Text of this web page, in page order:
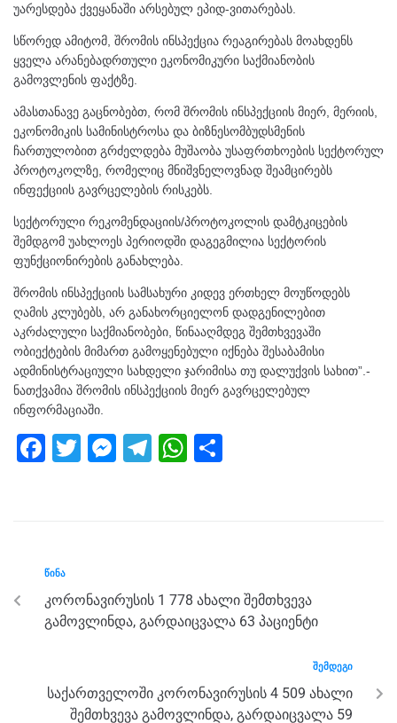
უარესდება ქვეყანაში არსებულ ეპიდ-ვითარებას.
სწორედ ამიტომ, შრომის ინსპექცია რეაგირებას მოახდენს
ყველა არანებადრთული ეკონომიკური საქმიანობის
გამოვლენის ფაქტზე.
ამასთანავე გაცნობებთ, რომ შრომის ინსპექციის მიერ, მერიის,
ეკონომიკის სამინისტროსა და ბიზნესომბუდსმენის
ჩართულობით გრძელდება მუშაობა უსაფრთხოების სექტორულ
პროტოკოლზე, რომელიც მნიშვნელოვნად შეამცირებს
ინფექციის გავრცელების რისკებს.
სექტორული რეკომენდაციის/პროტოკოლის დამტკიცების
შემდგომ უახლოეს პერიოდში დაგეგმილია სექტორის
ფუნქციონირების განახლება.
შრომის ინსპექციის სამსახური კიდევ ერთხელ მოუწოდებს
ღამის კლუბებს, არ განახორციელონ დადგენილებით
აკრძალული საქმიანობები, წინააღმდეგ შემთხვევაში
ობიექტების მიმართ გამოყენებული იქნება შესაბამისი
ადმინისტრაციული სახდელი ჯარიმისა თუ დალუქვის სახით”.-
ნათქვამია შრომის ინსპექციის მიერ გავრცელებულ
ინფორმაციაში.
F
b
o
o
T
M
g
er
T
m
W
p
p
ᲬᲘᲜᲐ
კორონავირუსის 1 778 ახალი შემთხვევა
გამოვლინდა, გარდაიცვალა 63 პაციენტი
ᲨᲔᲛᲓᲔᲒᲘ
საქართველოში კორონავირუსის 4 509 ახალი
შემთხვევა გამოვლინდა, გარდაიცვალა 59